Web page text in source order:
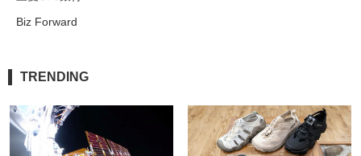
Biz Forward
TRENDING